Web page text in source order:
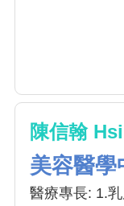
陳信翰
美容醫學
醫療專長: 1.